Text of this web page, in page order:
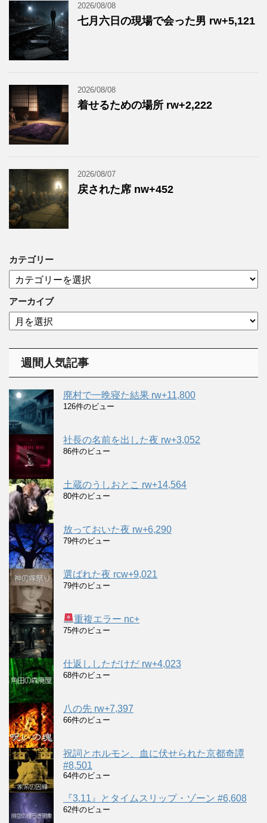
2026/08/08
七月六日の現場で会った男 rw+5,121
2026/08/08
着せるための場所 rw+2,222
2026/08/07
戻された席 nw+452
カテゴリー
テ
ゴ
リ
ー
アーカイブ
ア
ー
週間人気記事
廃村で一晩寝た結果 rw+11,800
126件のビュー
社長の名前を出した夜 rw+3,052
86件のビュー
土蔵のうしおとこ rw+14,564
80件のビュー
放っておいた夜 rw+6,290
79件のビュー
選ばれた夜 rcw+9,021
79件のビュー
重複エラー nc+
75件のビュー
仕返ししただけだ rw+4,023
68件のビュー
八の先 rw+7,397
66件のビュー
祝詞とホルモン、血に伏せられた京都奇譚
#8,501
64件のビュー
『3.11』とタイムスリップ・ゾーン #6,608
62件のビュー